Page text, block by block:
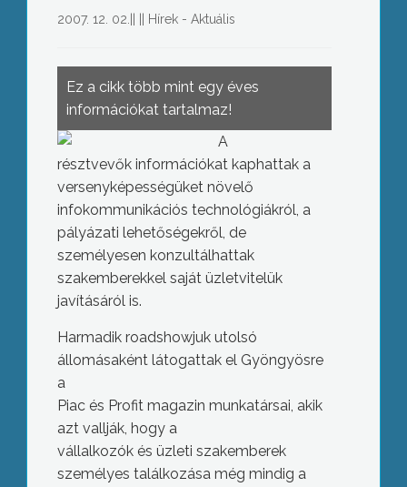
2007. 12. 02. Hírek - Aktuális
Ez a cikk több mint egy éves
információkat tartalmaz!
A
résztvevők információkat kaphattak a
versenyképességüket növelő
infokommunikációs technológiákról, a
pályázati lehetőségekről, de
személyesen konzultálhattak
szakemberekkel saját üzletvitelük
javításáról is.
Harmadik roadshowjuk utolsó
állomásaként látogattak el Gyöngyösre
a
Piac és Profit magazin munkatársai, akik
azt vallják, hogy a
vállalkozók és üzleti szakemberek
személyes találkozása még mindig a